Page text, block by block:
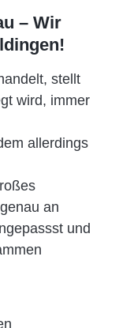
– Wir
stellt
wird, immer
allerdings
an
und